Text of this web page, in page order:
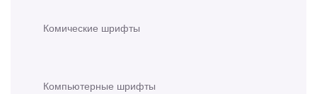
Комические шрифты
Компьютерные шрифты